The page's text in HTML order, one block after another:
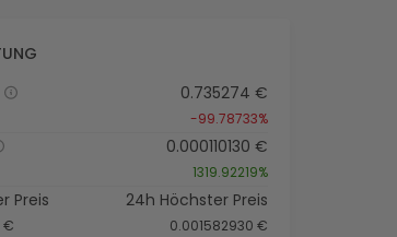
0.735274 €
-99.78733%
0.000110130 €
1319.92219%
Preis
€
24h Höchster Preis
0.001582930 €